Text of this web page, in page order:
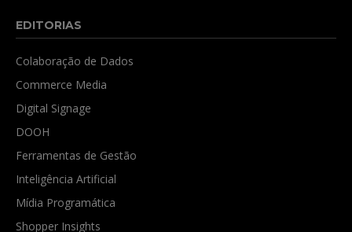
EDITORIAS
Colaboração de Dados
Commerce Media
Digital Signage
DOOH
Ferramentas de Gestão
Inteligência Artificial
Mídia Programática
Shopper Insights